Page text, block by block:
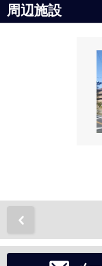
周辺施設